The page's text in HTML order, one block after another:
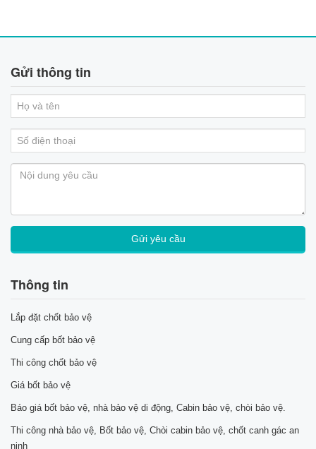
Gửi thông tin
Thông tin
Lắp đặt chốt bảo vệ
Cung cấp bốt bảo vệ
Thi công chốt bảo vệ
Giá bốt bảo vệ
Báo giá bốt bảo vệ, nhà bảo vệ di động, Cabin bảo vệ, chòi bảo vệ.
Thi công nhà bảo vệ, Bốt bảo vệ, Chòi cabin bảo vệ, chốt canh gác an
ninh